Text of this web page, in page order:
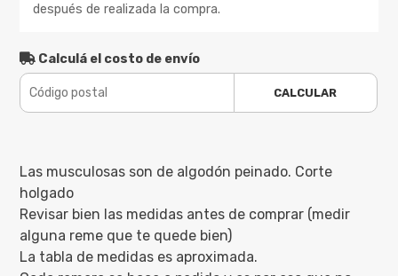
después de realizada la compra.
Calculá el costo de envío
CALCULAR
Las musculosas son de algodón peinado. Corte
holgado
Revisar bien las medidas antes de comprar (medir
alguna reme que te quede bien)
La tabla de medidas es aproximada.